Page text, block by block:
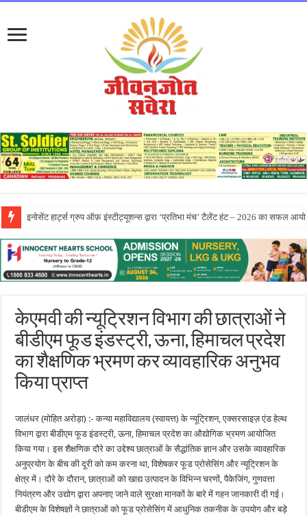
सीटी ग्रुप ने पांच दिवसीय आरंभ 2026 कार्येक्रम का भव्य समापन किया
केएमवी की न्यूट्रिशन विभाग की छात्राओं ने
बीडीएम फूड इंडस्ट्री, ऊना, हिमाचल प्रदेश
का शैक्षणिक भ्रमण कर व्यावहारिक अनुभव
किया प्राप्त
जालंधर (मोहित अरोड़ा) :- कन्या महाविद्यालय (स्वायत्त) के न्यूट्रिशन, एक्सरसाइज़ एंड हेल्थ
विभाग द्वारा बीडीएम फूड इंडस्ट्री, ऊना, हिमाचल प्रदेश का औद्योगिक भ्रमण आयोजित
किया गया। इस शैक्षणिक दौरे का उद्देश्य छात्राओं के सैद्धांतिक ज्ञान और उसके व्यावहारिक
अनुप्रयोग के बीच की दूरी को कम करना था, विशेषकर फूड प्रोसेसिंग और न्यूट्रिशन के
क्षेत्र में। दौरे के दौरान, छात्राओं को खाद्य उत्पादन के विभिन्न चरणों, पैकेजिंग, गुणवत्ता
नियंत्रण और उद्योग द्वारा अपनाए जाने वाले सुरक्षा मानकों के बारे में गहन जानकारी दी गई।
बीडीएम के विशेषज्ञों ने छात्राओं को फूड प्रोसेसिंग में आधुनिक तकनीक के उपयोग और बड़े